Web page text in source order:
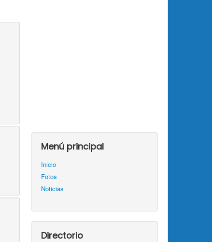
Menú principal
Inicio
Fotos
Noticias
Directorio